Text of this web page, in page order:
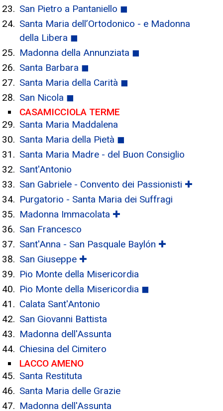
San Pietro a Pantaniello ◼
Santa Maria dell’Ortodonico - e Madonna
della Libera ◼
Madonna della Annunziata ◼
Santa Barbara ◼
Santa Maria della Carità ◼
San Nicola ◼
CASAMICCIOLA TERME
Santa Maria Maddalena
Santa Maria della Pietà ◼
Santa Maria Madre - del Buon Consiglio
Sant'Antonio
San Gabriele - Convento dei Passionisti ✚
Purgatorio - Santa Maria dei Suffragi
Madonna Immacolata ✚
San Francesco
Sant'Anna - San Pasquale Baylón ✚
San Giuseppe ✚
Pio Monte della Misericordia
Pio Monte della Misericordia ◼
Calata Sant'Antonio
San Giovanni Battista
Madonna dell'Assunta
Chiesina del Cimitero
LACCO AMENO
Santa Restituta
Santa Maria delle Grazie
Madonna dell'Assunta